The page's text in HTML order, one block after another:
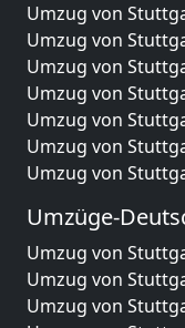
Umzug von
Umzug von
Umzug von
Umzug von
Umzug von
Umzug von
Umzug von
Umzüge-
Umzug von
Umzug von
Umzug von